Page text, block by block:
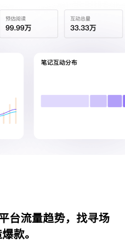
台流量趋势，找寻场
款。